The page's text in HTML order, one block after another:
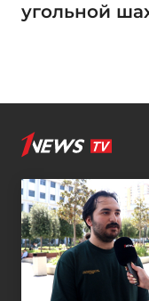
угольной